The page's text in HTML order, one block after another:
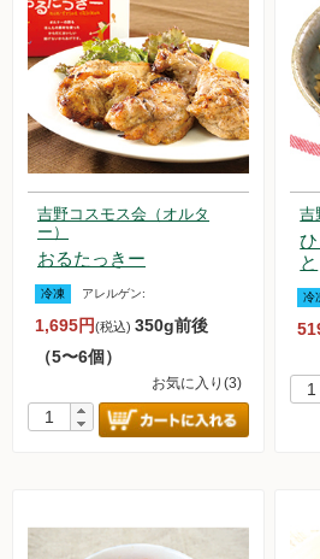
メールアドレスを
パスワードを忘れた
初めての方へ
新規一般会員登録
お試しセット
今週の新登場
野菜
無農薬米・雑穀
無農薬豆
パン・蜂蜜・ジャム他
国産大豆の加工品
水産品
吉野コスモス会（オルタ
ー）
おるたっきー
冷凍 アレルゲン:
1,695円(税込) 350g前後
（5〜6個）
お気に入り(3)
吉
と
冷